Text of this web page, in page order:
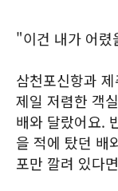
"이건 내가 어렸
삼천포신항과
제일 저렴한 객
배와 달랐어요.
을 적에 탔던 배
포만 깔려 있다